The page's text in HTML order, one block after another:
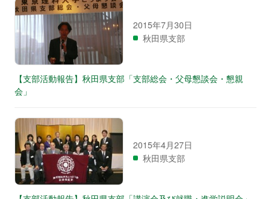
2015年7月30日
秋田県支部
【支部活動報告】秋田県支部「支部総会・父母懇談会・懇親
会」
2015年4月27日
秋田県支部